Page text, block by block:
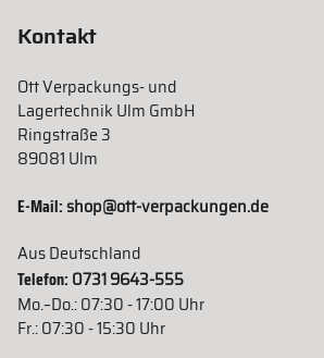
Kontakt
Ott Verpackungs- und
Lagertechnik Ulm GmbH
Ringstraße 3
89081 Ulm
E-Mail:shop@ott-verpackungen.de
Aus Deutschland
Telefon: 0731 9643-555
Mo.–Do.: 07:30 - 17:00 Uhr
Fr.: 07:30 - 15:30 Uhr